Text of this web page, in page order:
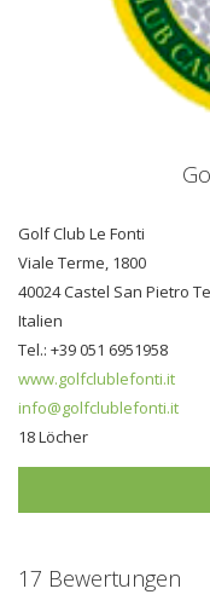
Golf Club Le Fonti
Viale Terme, 1800
40024 Castel San Pietro
Italien
Tel.: +39 051 6951958
www.golfclublefonti.it
info@golfclublefonti.it
18 Löcher
17 Bewertungen